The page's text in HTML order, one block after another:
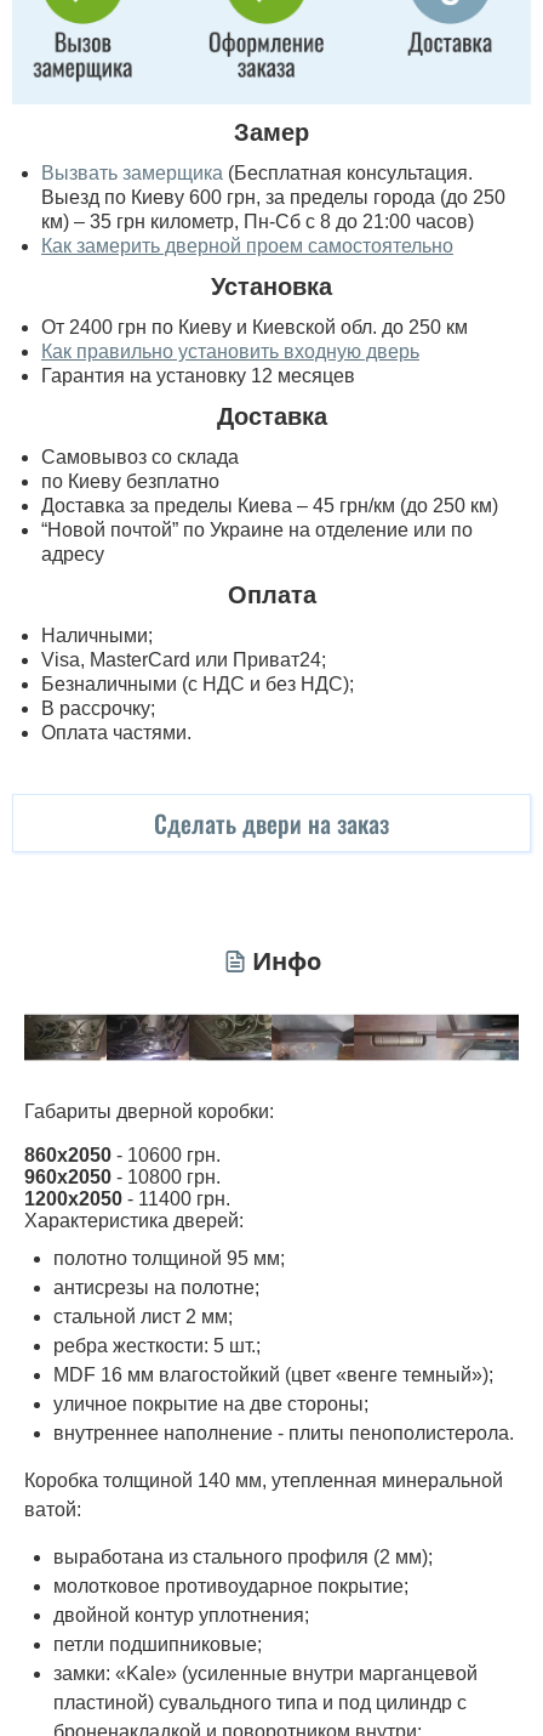
Замер
Вызвать замерщика (Бесплатная консультация.
Выезд по Киеву 600 грн, за пределы города (до 250
км) – 35 грн километр, Пн-Сб с 8 до 21:00 часов)
Как замерить дверной проем самостоятельно
Установка
От 2400 грн по Киеву и Киевской обл. до 250 км
Как правильно установить входную дверь
Гарантия на установку 12 месяцев
Доставка
Самовывоз со склада
по Киеву безплатно
Доставка за пределы Киева – 45 грн/км (до 250 км)
“Новой почтой” по Украине на отделение или по
адресу
Оплата
Наличными;
Visa, MasterСard или Приват24;
Безналичными (с НДС и без НДС);
В рассрочку;
Оплата частями.
Сделать двери на заказ
Инфо
Габариты дверной коробки:
860х2050 - 10600 грн.
960х2050 - 10800 грн.
1200х2050 - 11400 грн.
Характеристика дверей:
полотно толщиной 95 мм;
антисрезы на полотне;
стальной лист 2 мм;
ребра жесткости: 5 шт.;
MDF 16 мм влагостойкий (цвет «венге темный»);
уличное покрытие на две стороны;
внутреннее наполнение - плиты пенополистерола.
Коробка толщиной 140 мм, утепленная минеральной
ватой:
выработана из стального профиля (2 мм);
молотковое противоударное покрытие;
двойной контур уплотнения;
петли подшипниковые;
замки: «Kale» (усиленные внутри марганцевой
пластиной) сувальдного типа и под цилиндр с
броненакладкой и поворотником внутри;